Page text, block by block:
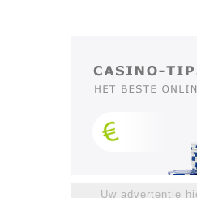
Uw advertentie